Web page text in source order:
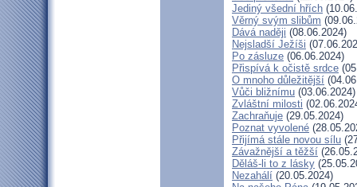
Jediný všední hřích
Věrný svým slibům
Dává naději (08.06.2024)
Nejsladší Ježíši
Po zásluze (06.06.2024)
Přispívá k očistě srdce
O mnoho důležitější
Vůči bližnímu (03.06.2024)
Zvláštní milosti
Zachraňuje (29.05.2024)
Poznat vyvolené
Přijímá stále novou sílu
Závažnější a těžší
Děláš-li to z lásky
Nezahálí (20.05.2024)